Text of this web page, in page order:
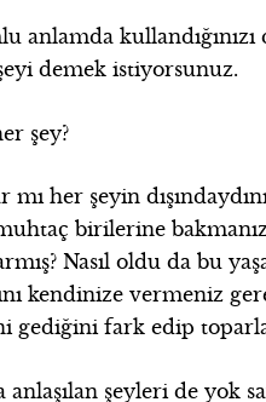
anlamda
demek istiyorsunuz.
şey?
mı her şeyin
birilerine
Nasıl oldu da bu
kendinize vermeniz
gediğini fark edip
şeyleri de yok